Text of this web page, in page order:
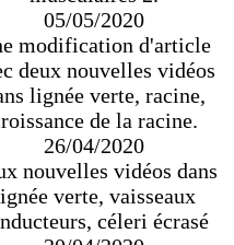
05/05/2020
modification d'article
deux nouvelles vidéos
lignée verte, racine,
de la racine.
26/04/2020
nouvelles vidéos dans
verte, vaisseaux
céleri écrasé